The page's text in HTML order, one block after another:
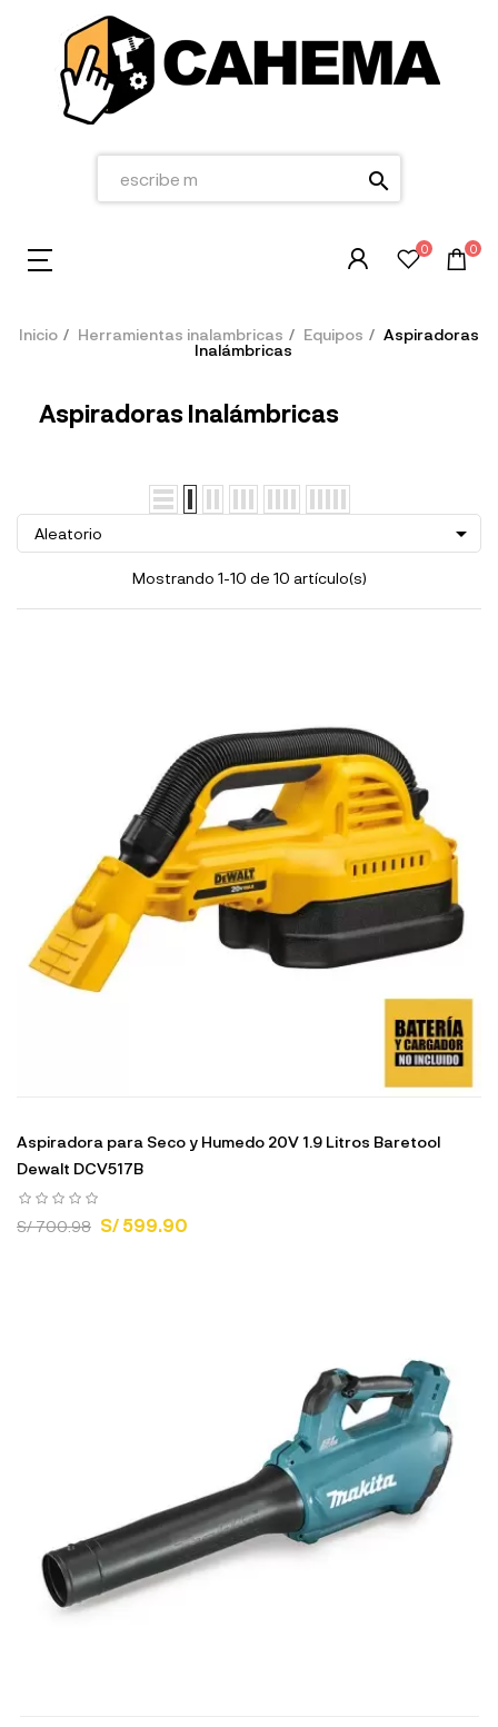
search
0 0
Inicio Herramientas inalambricas Equipos
Aspiradoras
Inalámbricas
Aspiradoras Inalámbricas
Aleatorio 
Mostrando 1-10 de 10 artículo(s)
Aspiradora para Seco y Humedo 20V 1.9 Litros Baretool
Dewalt DCV517B
S/ 700.98 S/ 599.90